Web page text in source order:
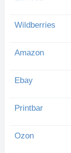
Wildberries
Amazon
Ebay
Printbar
Ozon